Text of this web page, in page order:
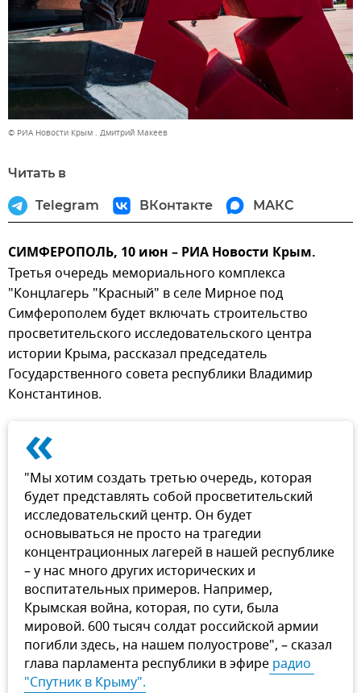
© РИА Новости Крым . Дмитрий Макеев
Читать в
Telegram ВКонтакте МАКС
СИМФЕРОПОЛЬ, 10 июн – РИА Новости Крым.
Третья очередь мемориального комплекса
"Концлагерь "Красный" в селе Мирное под
Симферополем будет включать строительство
просветительского исследовательского центра
истории Крыма, рассказал председатель
Государственного совета республики Владимир
Константинов.
«
"Мы хотим создать третью очередь, которая
будет представлять собой просветительский
исследовательский центр. Он будет
основываться не просто на трагедии
концентрационных лагерей в нашей республике
– у нас много других исторических и
воспитательных примеров. Например,
Крымская война, которая, по сути, была
мировой. 600 тысяч солдат российской армии
погибли здесь, на нашем полуострове", – сказал
глава парламента республики в эфире радио
"Спутник в Крыму".